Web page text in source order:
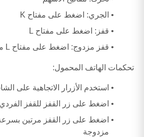
الجري: اضغط على مفتاح K
قفز: اضغط على مفتاح L
قفز مزدوج: اضغط على مفتاح L مرتين بسرعة
تحكمات الهاتف المحمول:
استخدم الأزرار الاتجاهية على
اضغط على زر القفز للقفز الفردي
اضغط على زر القفز مرتين بسرعة
مزدوجة